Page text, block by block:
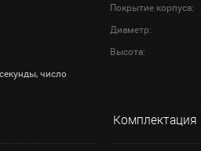
Покрытие корпуса:
Диаметр:
Высота:
число
Комплектация